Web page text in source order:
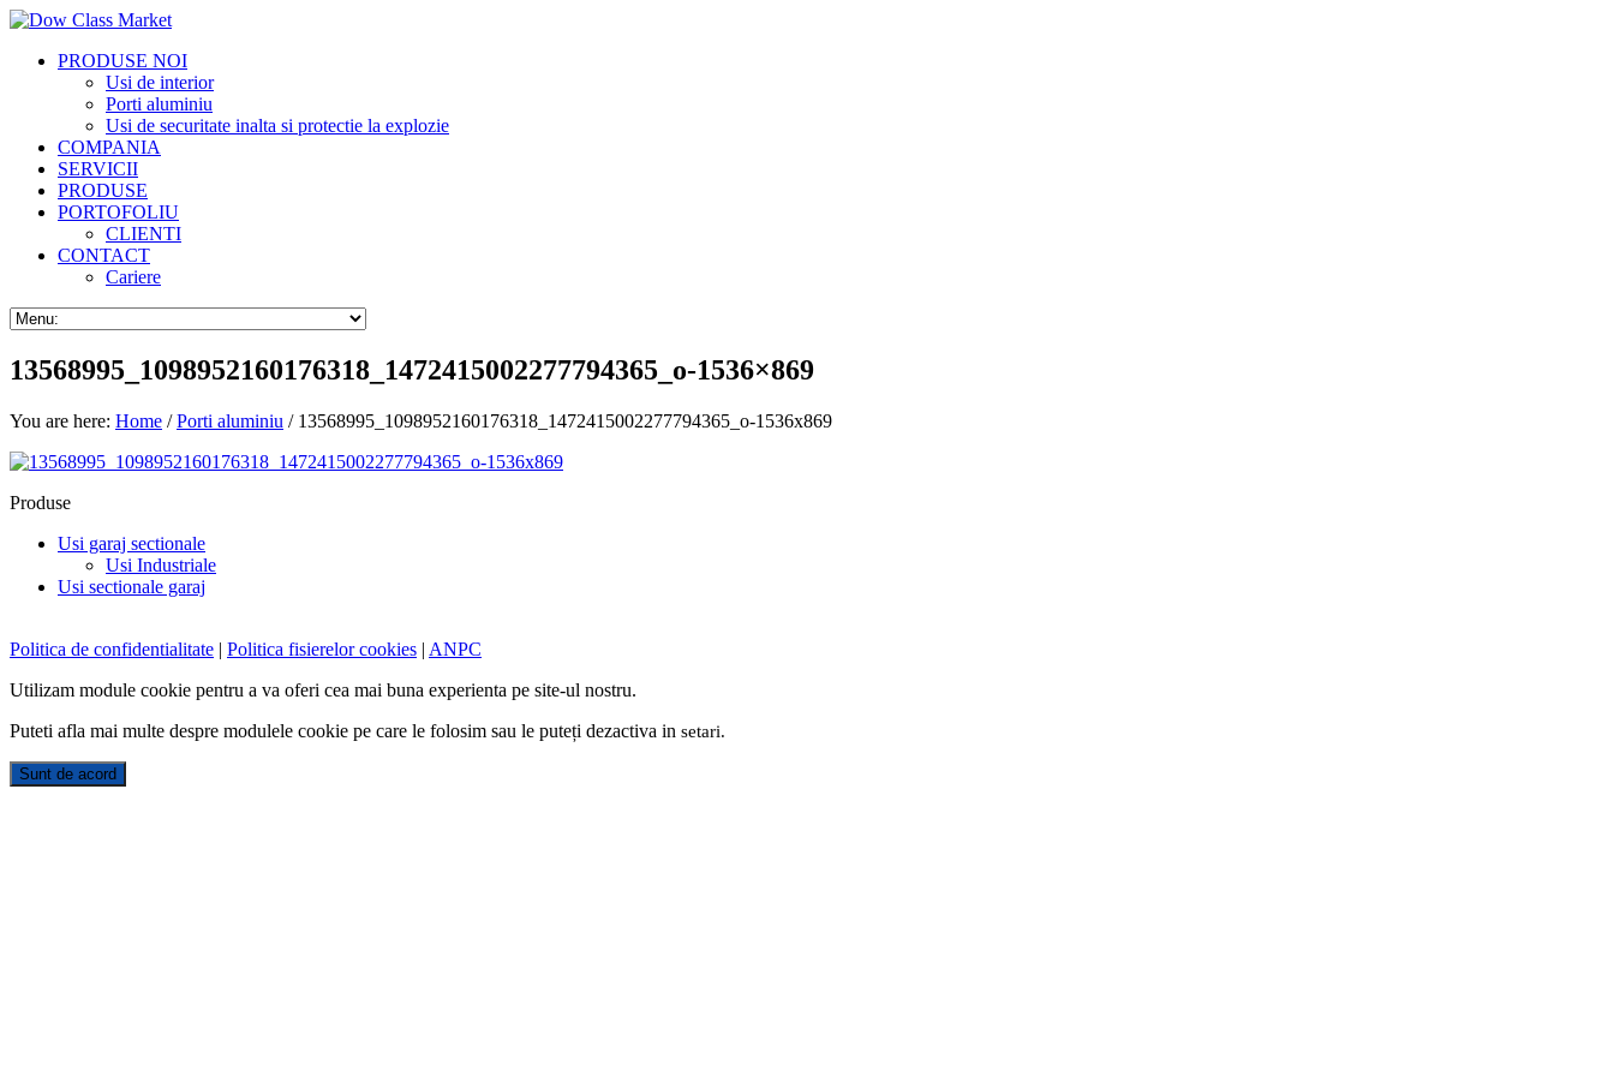
PRODUSE NOI
Usi de interior
Porti aluminiu
Usi de securitate inalta si protectie la explozie
COMPANIA
SERVICII
PRODUSE
PORTOFOLIU
CLIENTI
CONTACT
Cariere
13568995_1098952160176318_1472415002277794365_o-1536×869
You are here: Home /Porti aluminiu / 13568995_1098952160176318_1472415002277794365_o-1536x869
Produse
Usi garaj sectionale
Usi Industriale
Usi sectionale garaj
Politica de confidentialitate | Politica fisierelor cookies | ANPC
Utilizam module cookie pentru a va oferi cea mai buna experienta pe site-ul nostru.
Puteti afla mai multe despre modulele cookie pe care le folosim sau le puteți dezactiva in setari.
Sunt de acord